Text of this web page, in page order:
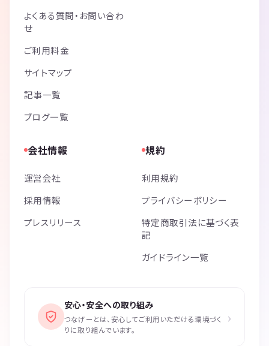
よくある質問・お問い合わ
せ
ご利用料金
サイトマップ
記事一覧
ブログ一覧
会社情報
運営会社
採用情報
プレスリリース
規約
利用規約
プライバシーポリシー
特定商取引法に基づく表
記
ガイドライン一覧
安心・安全への取り組み
つなげーとは、安心してご利用いただける環境づく
りに取り組んでいます。
›